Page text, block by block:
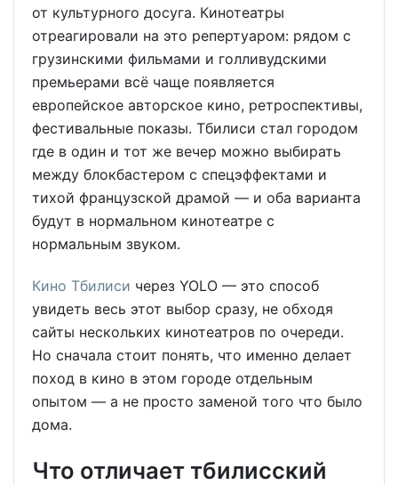
от культурного досуга. Кинотеатры
отреагировали на это репертуаром: рядом с
грузинскими фильмами и голливудскими
премьерами всё чаще появляется
европейское авторское кино, ретроспективы,
фестивальные показы. Тбилиси стал городом
где в один и тот же вечер можно выбирать
между блокбастером с спецэффектами и
тихой французской драмой — и оба варианта
будут в нормальном кинотеатре с
нормальным звуком.
Кино Тбилиси через YOLO — это способ
увидеть весь этот выбор сразу, не обходя
сайты нескольких кинотеатров по очереди.
Но сначала стоит понять, что именно делает
поход в кино в этом городе отдельным
опытом — а не просто заменой того что было
дома.
Что отличает тбилисский